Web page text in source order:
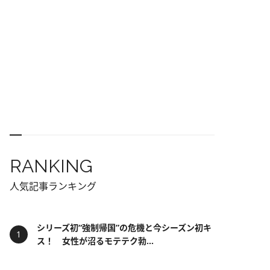
RANKING
人気記事ランキング
シリーズ初“強制帰国”の危機と今シーズン初キ
ス！ 女性が沼るモテテク勃...